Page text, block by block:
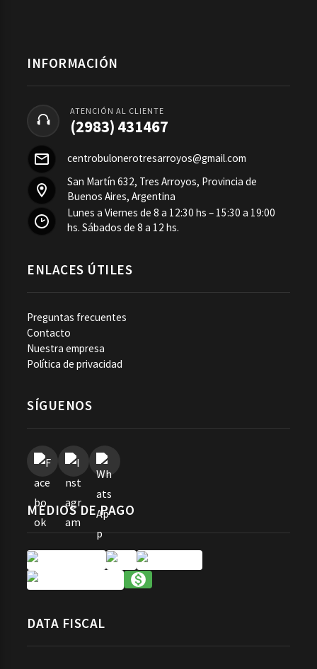
INFORMACIÓN
ATENCIÓN AL CLIENTE
(2983) 431467
centrobulonerotresarroyos@gmail.com
San Martín 632, Tres Arroyos, Provincia de
Buenos Aires, Argentina
Lunes a Viernes de 8 a 12:30 hs – 15:30 a 19:00
hs. Sábados de 8 a 12 hs.
ENLACES ÚTILES
Preguntas frecuentes
Contacto
Nuestra empresa
Política de privacidad
SÍGUENOS
MEDIOS DE PAGO
DATA FISCAL